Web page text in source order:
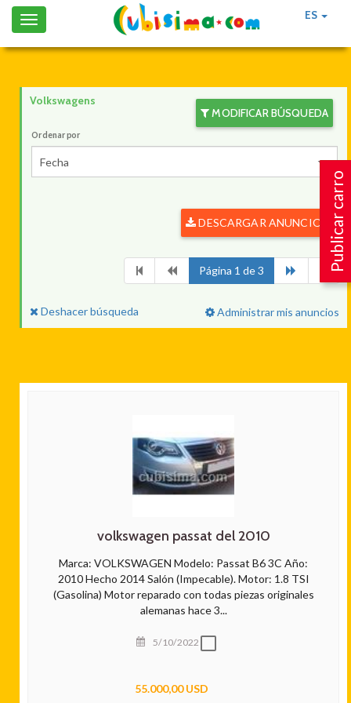
ES
Toggle
navigation
Publicar carro
Volkswagens
MODIFICAR BÚSQUEDA
Ordenar por
Fecha
DESCARGAR ANUNCIOS
Página 1 de 3
Deshacer búsqueda Administrar mis anuncios
volkswagen passat del 2010
Marca: VOLKSWAGEN Modelo: Passat B6 3C Año:
2010 Hecho 2014 Salón (Impecable). Motor: 1.8 TSI
(Gasolina) Motor reparado con todas piezas originales
alemanas hace 3...
5/10/2022
55.000,00 USD